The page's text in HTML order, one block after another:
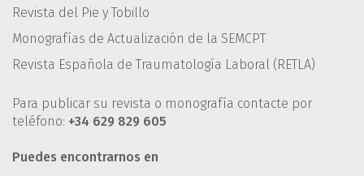
Revista del Pie y Tobillo
Monografías de Actualización de la SEMCPT
Revista Española de Traumatología Laboral (RETLA)
Para publicar su revista o monografía contacte por
teléfono: +34 629 829 605
Puedes encontrarnos en